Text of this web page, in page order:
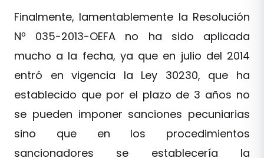
Finalmente, lamentablemente la Resolución
Nº 035-2013-OEFA no ha sido aplicada
mucho a la fecha, ya que en julio del 2014
entró en vigencia la Ley 30230, que ha
establecido que por el plazo de 3 años no
se pueden imponer sanciones pecuniarias
sino que en los procedimientos
sancionadores se establecería la